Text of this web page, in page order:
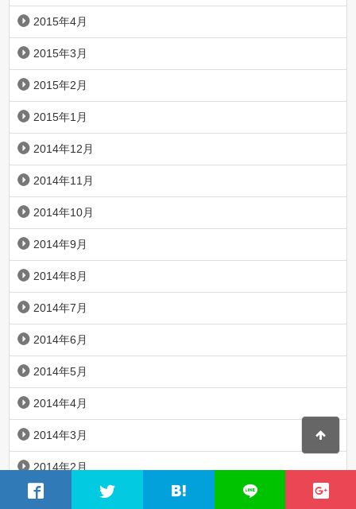
2015年4月
2015年3月
2015年2月
2015年1月
2014年12月
2014年11月
2014年10月
2014年9月
2014年8月
2014年7月
2014年6月
2014年5月
2014年4月
2014年3月
2014年2月
2014年1月